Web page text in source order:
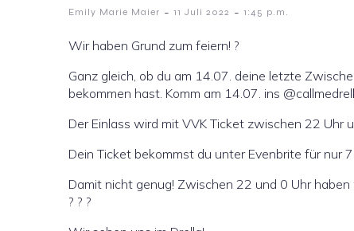
Emily Marie Maier - 11 Juli 2022 - 1:45 p.m.
Wir haben Grund zum feiern! ?
Ganz gleich, ob du am 14.07. deine letzte
bekommen hast. Komm am 14.07. ins
Der Einlass wird mit VVK Ticket zwischen 22 Uhr
Dein Ticket bekommst du unter Evenbrite für nur
Damit nicht genug! Zwischen 22 und 0 Uhr
? ? ?